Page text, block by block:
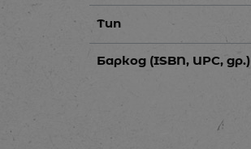
Тип
Баркод (ISBN, UPC, др.)